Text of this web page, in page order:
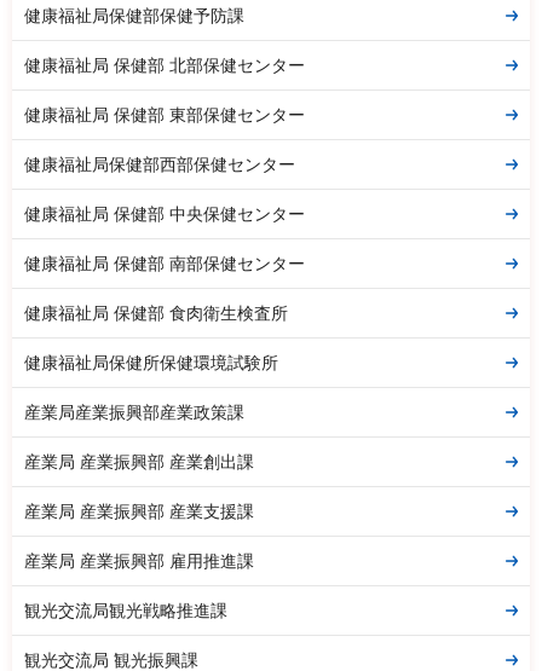
健康福祉局保健部保健予防課
健康福祉局 保健部 北部保健センター
健康福祉局 保健部 東部保健センター
健康福祉局保健部西部保健センター
健康福祉局 保健部 中央保健センター
健康福祉局 保健部 南部保健センター
健康福祉局 保健部 食肉衛生検査所
健康福祉局保健所保健環境試験所
産業局産業振興部産業政策課
産業局 産業振興部 産業創出課
産業局 産業振興部 産業支援課
産業局 産業振興部 雇用推進課
観光交流局観光戦略推進課
観光交流局 観光振興課